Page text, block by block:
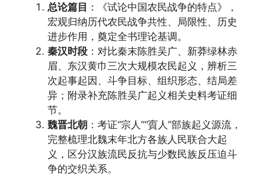
总论篇目 ：《试论中国农民战争的特点》，
宏观归纳历代农民战争共性、局限性、历史
进步作用，奠定全书理论基调。
秦汉时段 ：对比秦末陈胜吴广、新莽绿林赤
眉、东汉黄巾三次大规模农民起义，辨析三
次起事起因、斗争目标、组织形态、结局差
异；附录补充陈胜吴广起义相关史料考证细
节。
魏晋北朝 ：考证“宗人”“賨人”部族起义源流，
完整梳理北魏末年北方各族人民联合大起
义，区分汉族流民反抗与少数民族反压迫斗
争的交织关系。